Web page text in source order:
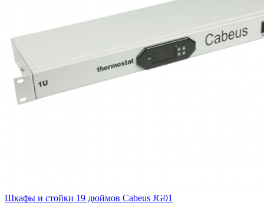
Шкафы и стойки 19 дюймов Cabeus JG01